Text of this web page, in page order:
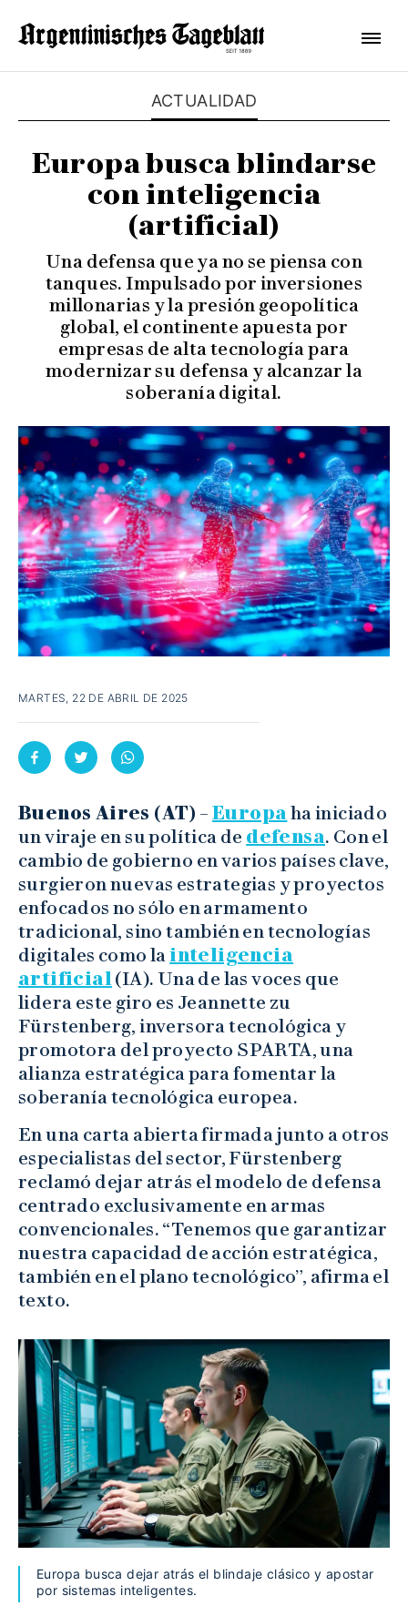
ACTUALIDAD
Europa busca blindarse
con inteligencia
(artificial)
Una defensa que ya no se piensa con
tanques. Impulsado por inversiones
millonarias y la presión geopolítica
global, el continente apuesta por
empresas de alta tecnología para
modernizar su defensa y alcanzar la
soberanía digital.
MARTES, 22 DE ABRIL DE 2025
Buenos Aires (AT) –Europaha iniciado
un viraje en su política de defensa. Con el
cambio de gobierno en varios países clave,
surgieron nuevas estrategias y proyectos
enfocados no sólo en armamento
tradicional, sino también en tecnologías
digitales como lainteligencia
artificial(IA). Una de las voces que
lidera este giro es Jeannette zu
Fürstenberg, inversora tecnológica y
promotora del proyecto SPARTA, una
alianza estratégica para fomentar la
soberanía tecnológica europea.
En una carta abierta firmada junto a otros
especialistas del sector, Fürstenberg
reclamó dejar atrás el modelo de defensa
centrado exclusivamente en armas
convencionales. “Tenemos que garantizar
nuestra capacidad de acción estratégica,
también en el plano tecnológico”, afirma el
texto.
Europa busca dejar atrás el blindaje clásico y apostar
por sistemas inteligentes.